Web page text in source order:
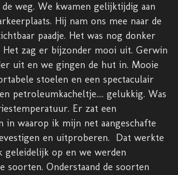
weg. We kwamen gelijktijdig aan
Hij nam ons mee naar de
paadje. Het was nog donker
Het zag er bijzonder mooi uit. Gerwin
uit en we gingen de hut in. Mooie
stoelen en een spectaculair
petroleumkacheltje.... gelukkig. Was
Er zat een
in waarop ik mijn net aangeschafte
en uitproberen. Dat werkte
op en we werden
soorten. Onderstaand de soorten